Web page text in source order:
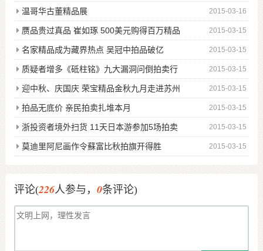
2015-03-16
温哥华古董精品展
2015-03-15
赝品贵过真品 崔如琢 500美元购得百万精品
2015-03-15
名家精品成为藏界热点 吴冠中拍品破亿
2015-03-15
质疑者增多《砥柱铭》九大漏洞问倒拍卖行
2015-03-15
迎中秋、庆国庆 荣宝精品金秋九月走进苏州
2015-03-15
拍品无底价 亲民拍卖扎堆本月
2015-03-15
浙投资者境外扫货 11天日本游参加5场拍卖
2015-03-15
莫迪里阿尼画作令蘇富比秋拍旗开得胜
评论(226人参与， 0条评论)